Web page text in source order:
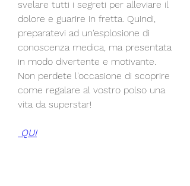
svelare tutti i segreti per alleviare il
dolore e guarire in fretta. Quindi,
preparatevi ad un'esplosione di
conoscenza medica, ma presentata
in modo divertente e motivante.
Non perdete l'occasione di scoprire
come regalare al vostro polso una
vita da superstar!
QUI